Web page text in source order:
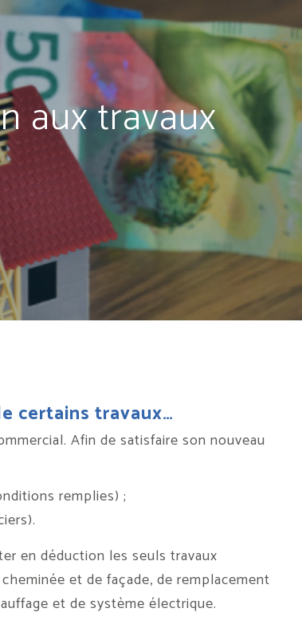
aux travaux
certains travaux…
Afin de satisfaire son nouveau
remplies) ;
en déduction les seuls travaux
et de façade, de remplacement
et de système électrique.